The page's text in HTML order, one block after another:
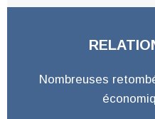
Nombreuses